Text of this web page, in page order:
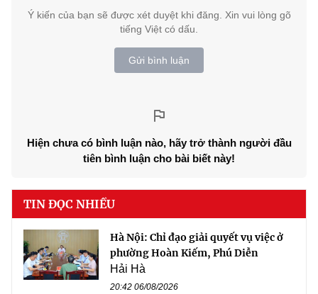
Ý kiến của bạn sẽ được xét duyệt khi đăng. Xin vui lòng gõ
tiếng Việt có dấu.
Gửi bình luận
Hiện chưa có bình luận nào, hãy trở thành người đầu
tiên bình luận cho bài biết này!
TIN ĐỌC NHIỀU
Hà Nội: Chỉ đạo giải quyết vụ việc ở
phường Hoàn Kiếm, Phú Diễn
Hải Hà
20:42 06/08/2026